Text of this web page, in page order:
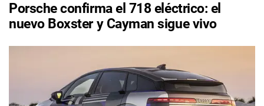
Porsche confirma el 718 eléctrico: el
nuevo Boxster y Cayman sigue vivo